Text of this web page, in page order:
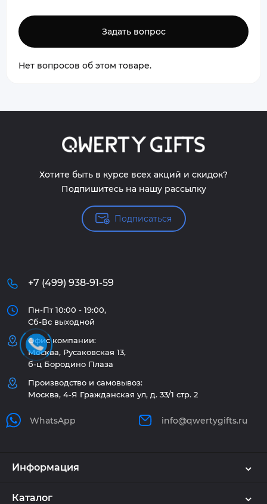
Задать вопрос
Нет вопросов об этом товаре.
Хотите быть в курсе всех акций и скидок?
Подпишитесь на нашу рассылку
Подписаться
+7 (499) 938-91-59
Пн-Пт 10:00 - 19:00,
Сб-Вс выходной
Офис компании:
Москва, Русаковская 13,
б-ц Бородино Плаза
Производство и самовывоз:
Москва, 4-Я Гражданская ул, д. 33/1 стр. 2
WhatsApp info@qwertygifts.ru
Информация
Каталог